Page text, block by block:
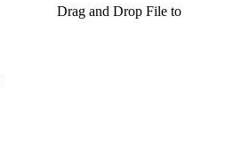
Drag and Drop File to